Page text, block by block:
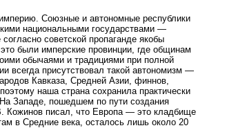
Союзные и автономные республики
национальными государствами —
советской пропаганде якобы
были имперские провинции, где общинам
обычаями и традициями при полной
всегда присутствовал такой автономизм —
Кавказа, Средней Азии, финнов,
наша страна сохранила практически
Западе, пошедшем по пути создания
Кожинов писал, что Европа — это кладбище
в Средние века, осталось лишь около 20